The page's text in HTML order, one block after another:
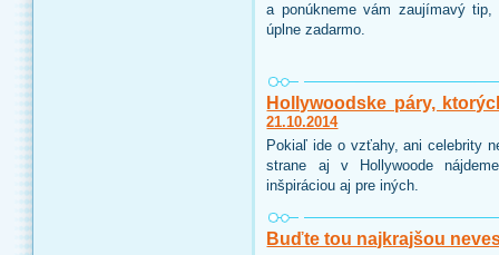
a ponúkneme vám zaujímavý
úplne zadarmo.
Hollywoodske páry,
21.10.2014
Pokiaľ ide o vzťahy, ani celebrity
strane aj v Hollywoode
inšpiráciou aj pre iných.
Buďte tou najkrajšou